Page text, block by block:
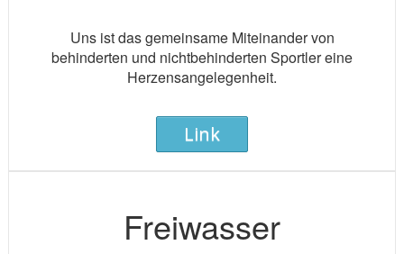
Uns ist das gemeinsame Miteinander von
behinderten und nichtbehinderten Sportler eine
Herzensangelegenheit.
Link
Freiwasser